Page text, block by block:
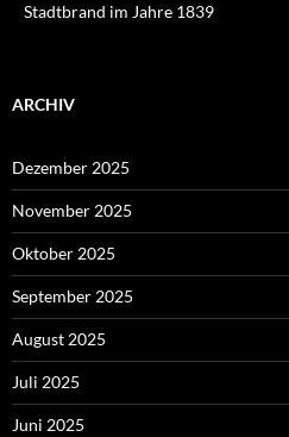
Stadtbrand im Jahre 1839
ARCHIV
Dezember 2025
November 2025
Oktober 2025
September 2025
August 2025
Juli 2025
Juni 2025